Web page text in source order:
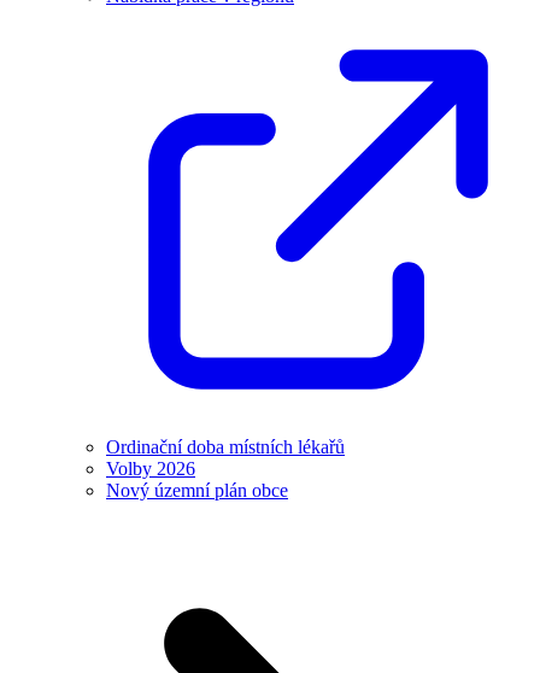
Ordinační doba místních lékařů
Volby 2026
Nový územní plán obce